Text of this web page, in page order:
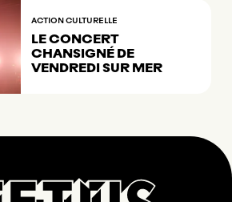
ACTION CULTURELLE
LE CONCERT
CHANSIGNÉ DE
VENDREDI SUR MER